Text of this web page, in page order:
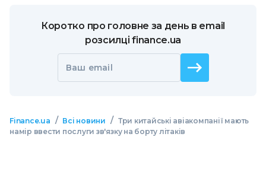
Коротко про головне за день в email
розсилці finance.ua
Ваш email
Finance.ua / Всі новини / Три китайські авіакомпанії мають
намір ввести послуги зв'язку на борту літаків